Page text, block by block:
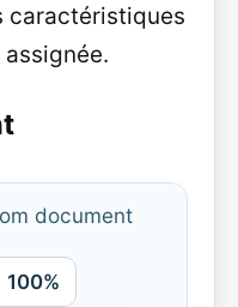
caractéristiques
document
100%